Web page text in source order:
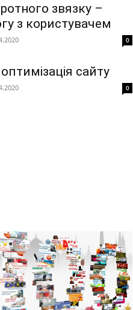
звязку –
з користувачем
0
сайту
0